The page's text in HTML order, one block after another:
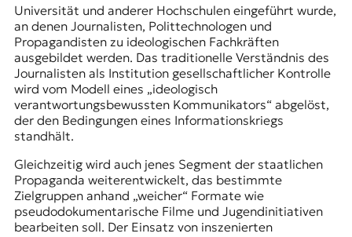
Universität und anderer Hochschulen eingeführt wurde,
an denen Journalisten, Polittechnologen und
Propagandisten zu ideologischen Fachkräften
ausgebildet werden. Das traditionelle Verständnis des
Journalisten als Institution gesellschaftlicher Kontrolle
wird vom Modell eines „ideologisch
verantwortungsbewussten Kommunikators“ abgelöst,
der den Bedingungen eines Informationskriegs
standhält.
Gleichzeitig wird auch jenes Segment der staatlichen
Propaganda weiterentwickelt, das bestimmte
Zielgruppen anhand „weicher“ Formate wie
pseudodokumentarische Filme und Jugendinitiativen
bearbeiten soll. Der Einsatz von inszenierten